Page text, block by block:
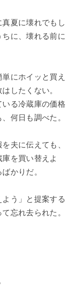
真夏に壊れでもし
に、壊れる前に
にホイッと買え
したくない。
る冷蔵庫の価格
何日も調べた。
夫に伝えても、
を買い替えよ
かりだ。
う」と提案する
忘れ去られた。